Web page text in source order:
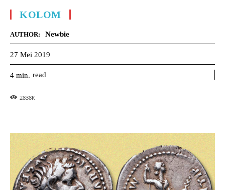
KOLOM
AUTHOR: Newbie
27 Mei 2019
4 min. read
2838K